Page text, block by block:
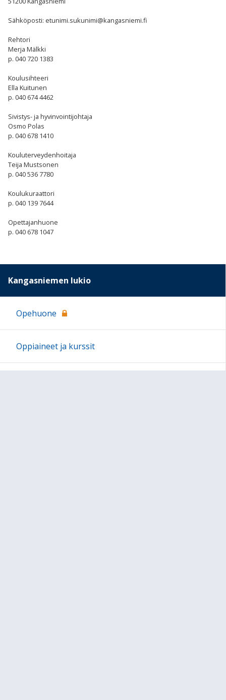
Sähköposti: etunimi.sukunimi@kangasniemi.fi
Rehtori
Merja Mälkki
p. 040 720 1383
Koulusihteeri
Ella Kuitunen
p. 040 674 4462
Sivistys- ja hyvinvointijohtaja
Osmo Polas
p. 040 678 1410
Kouluterveydenhoitaja
Teija Mustsonen
p. 040 536 7780
Koulukuraattori
p. 040 139 7644
Opettajanhuone
p. 040 678 1047
Kangasniemen lukio
Opehuone
Oppiaineet ja kurssit